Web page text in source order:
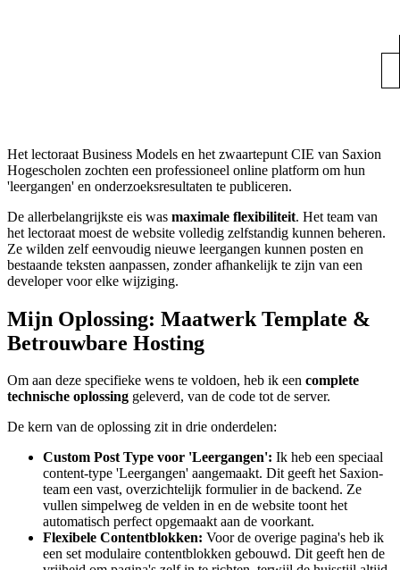
Het lectoraat Business Models en het zwaartepunt CIE van Saxion
Hogescholen zochten een professioneel online platform om hun
'leergangen' en onderzoeksresultaten te publiceren.
De allerbelangrijkste eis was maximale flexibiliteit. Het team van
het lectoraat moest de website volledig zelfstandig kunnen beheren.
Ze wilden zelf eenvoudig nieuwe leergangen kunnen posten en
bestaande teksten aanpassen, zonder afhankelijk te zijn van een
developer voor elke wijziging.
Mijn Oplossing: Maatwerk Template &
Betrouwbare Hosting
Om aan deze specifieke wens te voldoen, heb ik een complete
technische oplossing geleverd, van de code tot de server.
De kern van de oplossing zit in drie onderdelen:
Custom Post Type voor 'Leergangen': Ik heb een speciaal
content-type 'Leergangen' aangemaakt. Dit geeft het Saxion-
team een vast, overzichtelijk formulier in de backend. Ze
vullen simpelweg de velden in en de website toont het
automatisch perfect opgemaakt aan de voorkant.
Flexibele Contentblokken: Voor de overige pagina's heb ik
een set modulaire contentblokken gebouwd. Dit geeft hen de